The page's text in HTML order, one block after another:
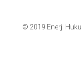
© 2019 Enerji